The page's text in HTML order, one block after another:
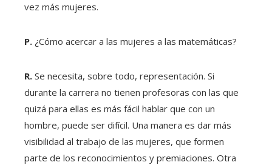
vez más mujeres.
P. ¿Cómo acercar a las mujeres a las matemáticas?
R. Se necesita, sobre todo, representación. Si
durante la carrera no tienen profesoras con las que
quizá para ellas es más fácil hablar que con un
hombre, puede ser difícil. Una manera es dar más
visibilidad al trabajo de las mujeres, que formen
parte de los reconocimientos y premiaciones. Otra